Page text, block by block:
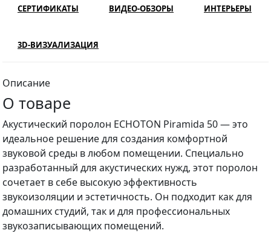
СЕРТИФИКАТЫ ВИДЕО-ОБЗОРЫ ИНТЕРЬЕРЫ
3D-ВИЗУАЛИЗАЦИЯ
Описание
О товаре
Акустический поролон ECHOTON Piramida 50 — это
идеальное решение для создания комфортной
звуковой среды в любом помещении. Специально
разработанный для акустических нужд, этот поролон
сочетает в себе высокую эффективность
звукоизоляции и эстетичность. Он подходит как для
домашних студий, так и для профессиональных
звукозаписывающих помещений.